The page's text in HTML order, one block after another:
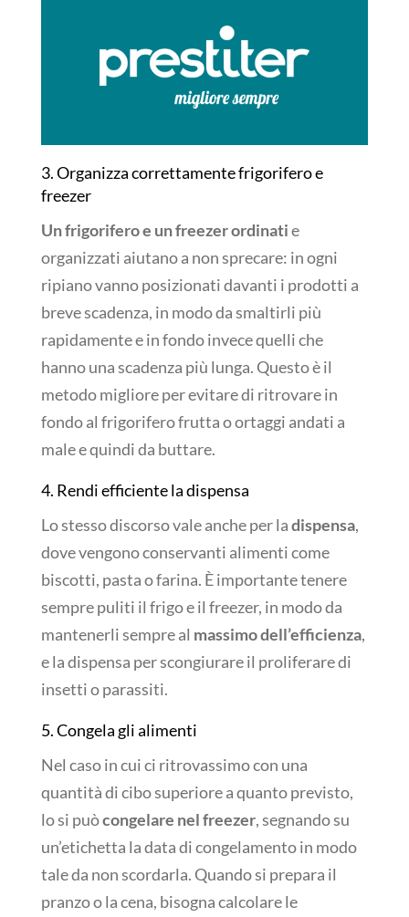
3. Organizza correttamente frigorifero e
freezer
Un frigorifero e un freezer ordinatie
organizzati aiutano a non sprecare: in ogni
ripiano vanno posizionati davanti i prodotti a
breve scadenza, in modo da smaltirli più
rapidamente e in fondo invece quelli che
hanno una scadenza più lunga. Questo è il
metodo migliore per evitare di ritrovare in
fondo al frigorifero frutta o ortaggi andati a
male e quindi da buttare.
4. Rendi efficiente la dispensa
Lo stesso discorso vale anche per ladispensa,
dove vengono conservanti alimenti come
biscotti, pasta o farina. È importante tenere
sempre puliti il frigo e il freezer, in modo da
mantenerli sempre al massimo dell’efficienza,
e la dispensa per scongiurare il proliferare di
insetti o parassiti.
5. Congela gli alimenti
Nel caso in cui ci ritrovassimo con una
quantità di cibo superiore a quanto previsto,
lo si puòcongelare nel freezer, segnando su
un’etichetta la data di congelamento in modo
tale da non scordarla. Quando si prepara il
pranzo o la cena, bisogna calcolare le